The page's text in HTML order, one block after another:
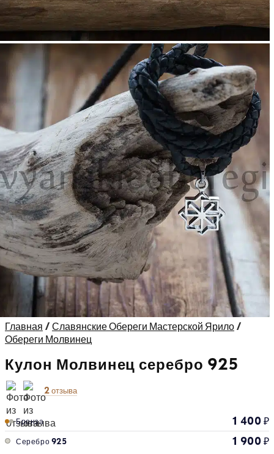
Главная /Славянские Обереги Мастерской Ярило/
Обереги Молвинец
Кулон Молвинец серебро 925
2 отзыва
Бронза 1 400₽
Серебро 925 1 900₽